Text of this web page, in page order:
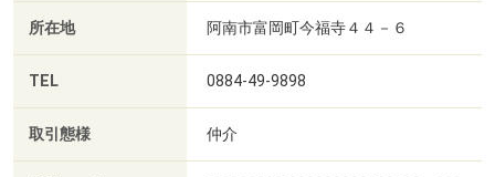
所在地 阿南市富岡町今福寺４４－６
TEL 0884-49-9898
取引態様 仲介